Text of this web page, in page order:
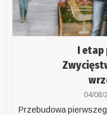
I
04/08/
Przebudowa